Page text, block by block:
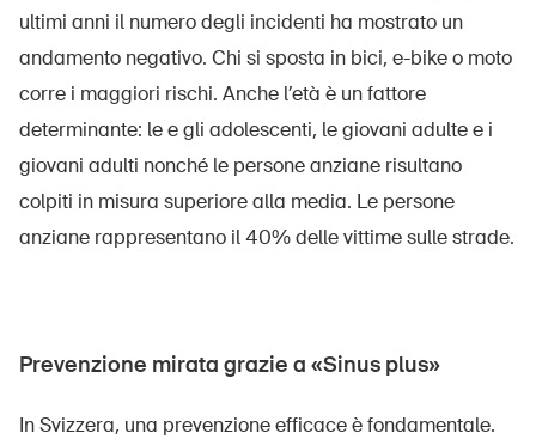
Ordinare & scaricare materiali
Corsi ed eventi
Prodotti sicuri
ultimi anni il numero degli incidenti ha mostrato un
andamento negativo. Chi si sposta in bici, e-bike o moto
corre i maggiori rischi. Anche l’età è un fattore
determinante: le e gli adolescenti, le giovani adulte e i
giovani adulti nonché le persone anziane risultano
colpiti in misura superiore alla media. Le persone
anziane rappresentano il 40% delle vittime sulle strade.
Prevenzione mirata grazie a «Sinus plus»
In Svizzera, una prevenzione efficace è fondamentale.